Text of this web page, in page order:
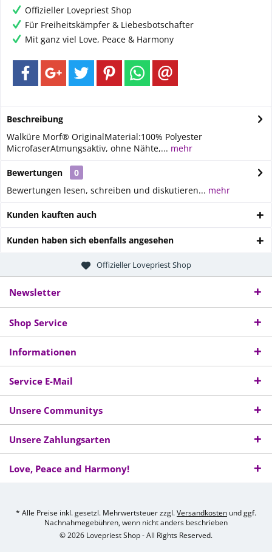
Offizieller Lovepriest Shop
Für Freiheitskämpfer & Liebesbotschafter
Mit ganz viel Love, Peace & Harmony
Beschreibung
Walküre Morf® OriginalMaterial:100% Polyester
MicrofaserAtmungsaktiv, ohne Nähte,... mehr
Bewertungen
0
Bewertungen lesen, schreiben und diskutieren... mehr
Kunden kauften auch
Kunden haben sich ebenfalls angesehen
Offizieller Lovepriest Shop
Newsletter
Shop Service
Informationen
Service E-Mail
Unsere Communitys
Unsere Zahlungsarten
Love, Peace and Harmony!
* Alle Preise inkl. gesetzl. Mehrwertsteuer zzgl.Versandkosten und ggf.
Nachnahmegebühren, wenn nicht anders beschrieben
© 2026 Lovepriest Shop - All Rights Reserved.